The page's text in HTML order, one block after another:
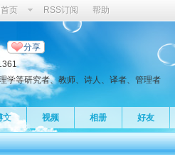
页 RSS订阅 帮助
分享
学等研究者、教师、诗人、译者、管理者
文 视频 相册 好友